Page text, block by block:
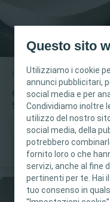
Questo sito
Utilizziamo i cookie
annunci pubblicitari,
social media e per
Condividiamo inoltre
utilizzo del nostro
social media, della
potrebbero
fornito loro o che
servizi, anche al fine
pertinenti per te. Hai
tuo consenso in
Questo sito è
professionisti
destinati a scopi
Coloplast non
Stomia Come fare
Come applicare e
SenSura Mio Convex